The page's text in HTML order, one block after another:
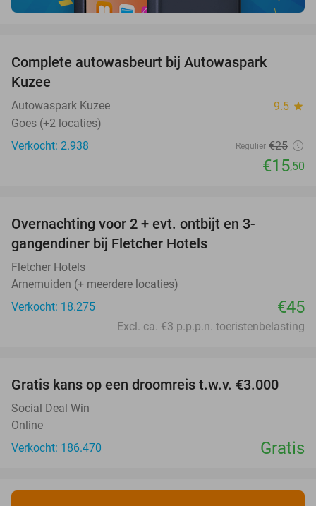
Complete autowasbeurt bij Autowaspark
Kuzee
Autowaspark Kuzee 9.5 star
Goes (+2 locaties)
Verkocht: 2.938
Regulier €25
€15,50
Overnachting voor 2 + evt. ontbijt en 3-
gangendiner bij Fletcher Hotels
Fletcher Hotels
Arnemuiden (+ meerdere locaties)
Verkocht: 18.275
€45
Excl. ca. €3 p.p.p.n. toeristenbelasting
Gratis kans op een droomreis t.w.v. €3.000
Social Deal Win
Online
Verkocht: 186.470
Gratis